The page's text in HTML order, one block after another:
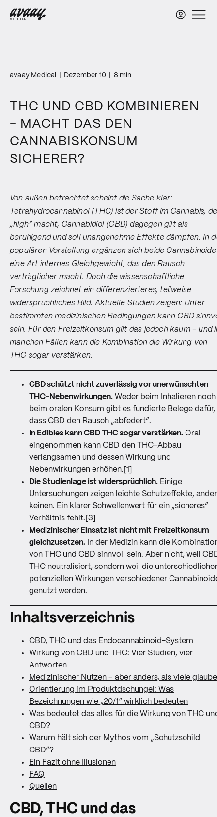
avaay Medical Dezember 10 8 min
THC UND CBD KOMBINIEREN
– MACHT DAS DEN
CANNABISKONSUM
SICHERER?
Von außen betrachtet scheint die Sache klar:
Tetrahydrocannabinol (THC) ist der Stoff im Cannabis,
„high“ macht, Cannabidiol (CBD) dagegen gilt als
beruhigend und soll unangenehme Effekte dämpfen. In
populären Vorstellung ergänzen sich beide Cannabinoide
eine Art internes Gleichgewicht, das den Rausch
verträglicher macht. Doch die wissenschaftliche
Forschung zeichnet ein differenzierteres, teilweise
widersprüchliches Bild. Aktuelle Studien zeigen: Unter
bestimmten medizinischen Bedingungen kann CBD
sein. Für den Freizeitkonsum gilt das jedoch kaum – und
manchen Fällen kann die Kombination die Wirkung von
THC sogar verstärken.
CBD schützt nicht zuverlässig vor unerwünschten
THC-Nebenwirkungen. Weder beim Inhalieren noch
beim oralen Konsum gibt es fundierte Belege dafür,
dass CBD den Rausch „abfedert“.
In Edibles kann CBD THC sogar verstärken. Oral
eingenommen kann CBD den THC-Abbau
verlangsamen und dessen Wirkung und
Nebenwirkungen erhöhen.[1]
Die Studienlage ist widersprüchlich. Einige
Untersuchungen zeigen leichte Schutz­effekte,
keinen. Ein klarer Schwellenwert für ein „sicheres“
Verhältnis fehlt.[3]
Medizinischer Einsatz ist nicht mit Freizeitkonsum
gleichzusetzen. In der Medizin kann die
von THC und CBD sinnvoll sein. Aber nicht, weil
THC neutralisiert, sondern weil die
potenziellen Wirkungen verschiedener
genutzt werden.
Inhaltsverzeichnis
CBD, THC und das Endocannabinoid-System
Wirkung von CBD und THC: Vier Studien, vier
Antworten
Medizinischer Nutzen – aber anders, als viele
Orientierung im Produktdschungel: Was
Bezeichnungen wie „20/1“ wirklich bedeuten
Was bedeutet das alles für die Wirkung von THC
CBD?
Warum hält sich der Mythos vom „Schutzschild
CBD“?
Ein Fazit ohne Illusionen
FAQ
Quellen
CBD, THC und das